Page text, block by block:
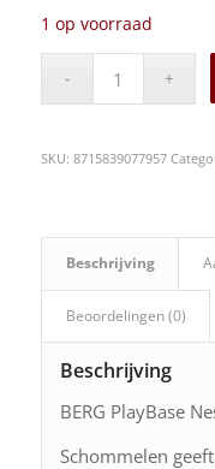
1 op voorraad
SKU: 8715839077957
Beschrijving
Beoordelingen (0)
Beschrijving
BERG PlayBase
Schommelen